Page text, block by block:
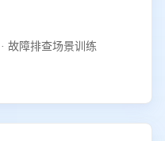
故障排查场景训练